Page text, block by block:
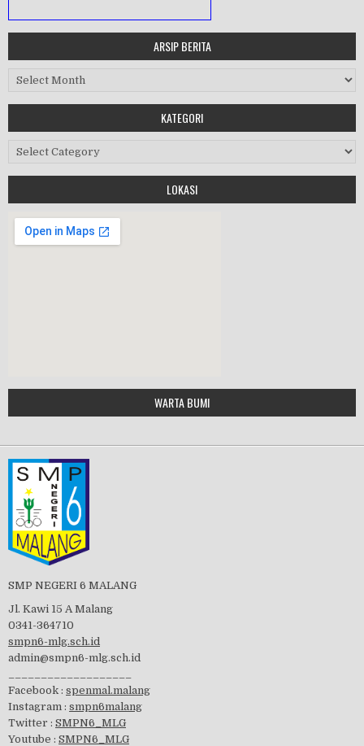
Workshop Perangkat 2019
HALAL BIHALAL
Tes Matrikulasi 2019
visitasi PPK 2019
ARSIP BERITA
Arsip Berita
KATEGORI
Kategori
LOKASI
Google Maps Generator by
embedgooglemap.net
WARTA BUMI
SMP NEGERI 6 MALANG
Jl. Kawi 15 A Malang
0341-364710
smpn6-mlg.sch.id
admin@smpn6-mlg.sch.id
Facebook : spenmal.malang
Instagram : smpn6malang
Twitter : SMPN6_MLG
Youtube : SMPN6_MLG